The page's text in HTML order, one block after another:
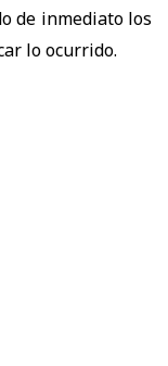
de inmediato los
lo ocurrido.